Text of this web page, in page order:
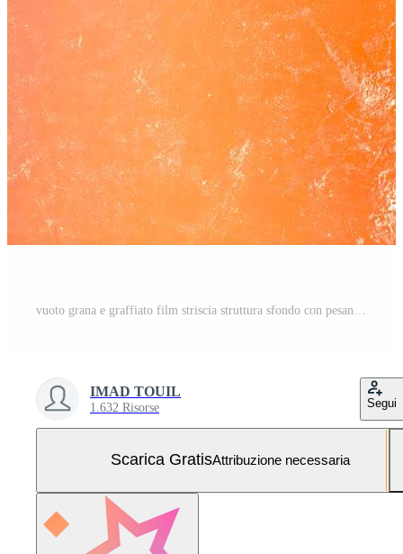
IMAD TOUIL
1.632 Risorse Segui
Scarica GratisAttribuzione necessaria